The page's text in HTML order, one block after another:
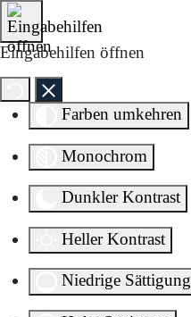
Eingabehilfen öffnen
Farben umkehren
Monochrom
Dunkler Kontrast
Heller Kontrast
Niedrige Sättigung
Direkt zum Inhalt springen